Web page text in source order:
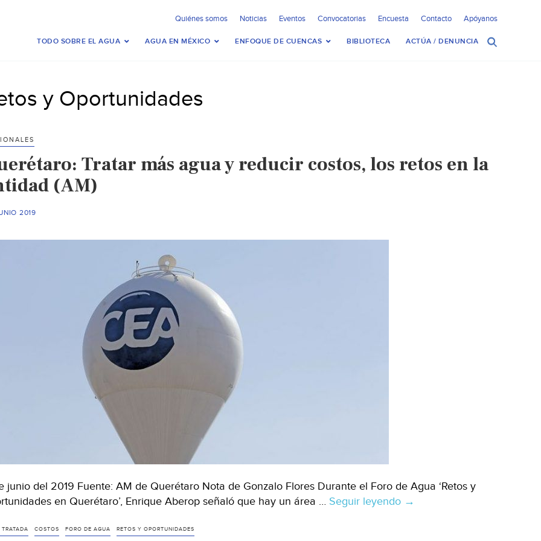
Quiénes somos Noticias Eventos Convocatorias Encuesta Contacto Apóyanos
TODO SOBRE EL AGUA AGUA EN MÉXICO ENFOQUE DE CUENCAS BIBLIOTECA ACTÚA / DENUNCIA
y Oportunidades
Tratar más agua y reducir costos, los retos en la
(AM)
2019
junio del 2019 Fuente: AM de Querétaro Nota de Gonzalo Flores Durante el Foro de Agua ‘Retos y
en Querétaro’, Enrique Aberop señaló que hay un área … Seguir leyendo Querétaro:
→
COSTOS FORO DE AGUA RETOS Y OPORTUNIDADES